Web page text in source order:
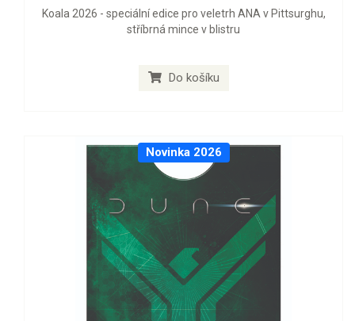
Koala 2026 - speciální edice pro veletrh ANA v Pittsurghu,
stříbrná mince v blistru
Do košíku
Novinka 2026